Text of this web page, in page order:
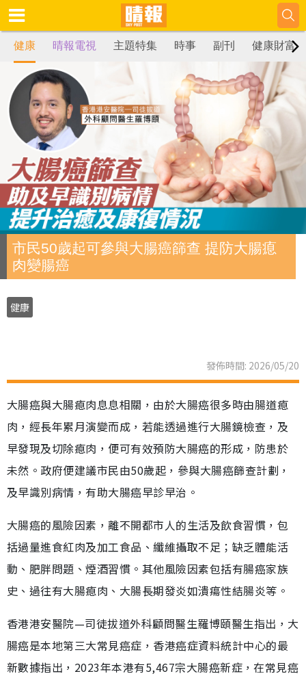
健康 晴報電視 主題特集 時事 副刊 健康財富
市民50歲起可參與大腸癌篩查 提防大腸瘜
肉變腸癌
健康
發佈時間: 2026/05/20
大腸癌與大腸瘜肉息息相關，由於大腸癌很多時由腸道瘜
肉，經長年累月演變而成，若能透過進行大腸鏡檢查，及
早發現及切除瘜肉，便可有效預防大腸癌的形成，防患於
未然。政府便建議市民由50歲起，參與大腸癌篩查計劃，
及早識別病情，有助大腸癌早診早治。
大腸癌的風險因素，離不開都市人的生活及飲食習慣，包
括過量進食紅肉及加工食品、纖維攝取不足；缺乏體能活
動、肥胖問題、煙酒習慣。其他風險因素包括有腸癌家族
史、過往有大腸瘜肉、大腸長期發炎如潰瘍性結腸炎等。
香港港安醫院—司徒拔道外科顧問醫生羅博頤醫生指出，大
腸癌是本地第三大常見癌症，香港癌症資料統計中心的最
新數據指出，2023年本港有5,467宗大腸癌新症，在常見癌